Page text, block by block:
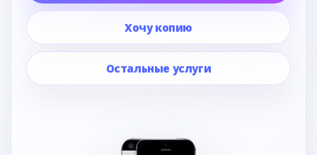
Хочу копию
Остальные услуги